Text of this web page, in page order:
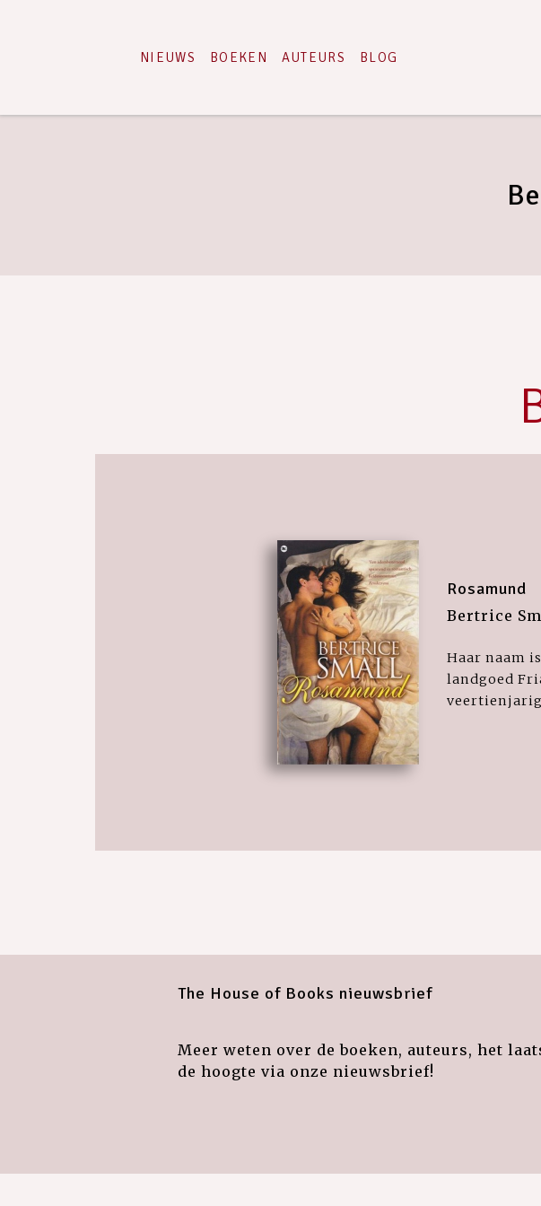
NIEUWS BOEKEN AUTEURS BLOG
Rosamund
Bertrice
Haar naam
landgoed
The House of Books nieuwsbrief
Meer weten over de boeken, auteurs, het
de hoogte via onze nieuwsbrief!